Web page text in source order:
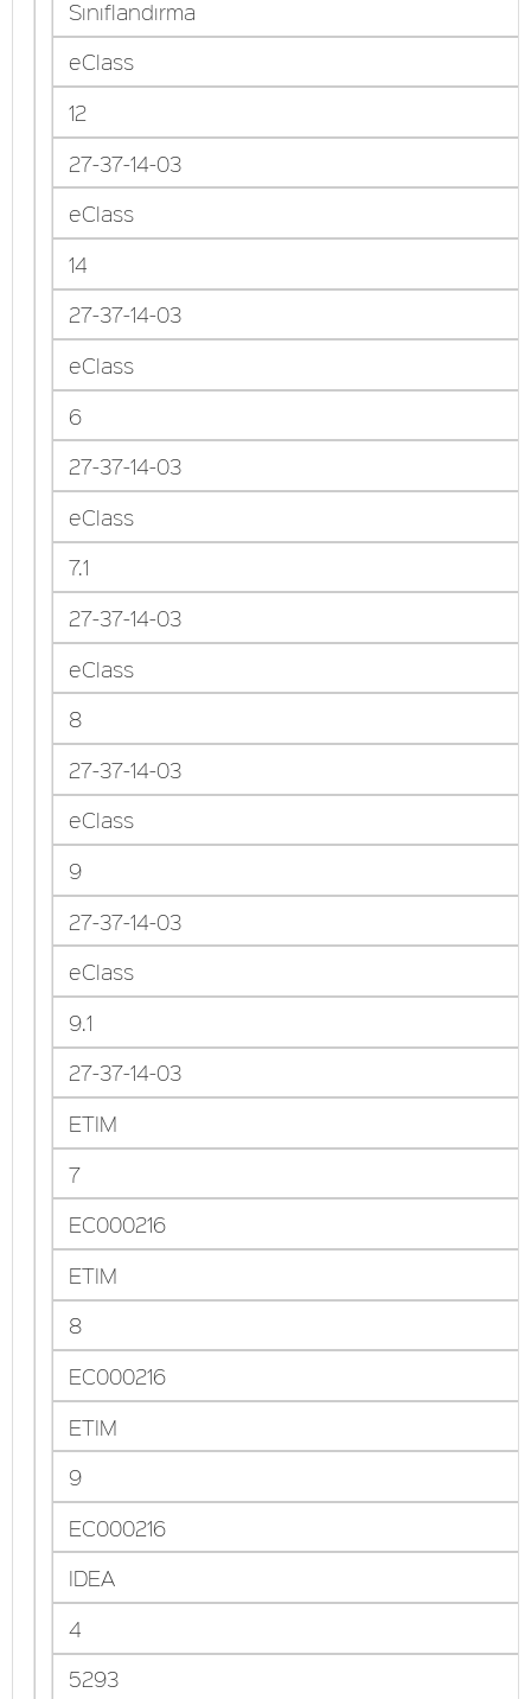
Sınıflandırma
eClass
12
27-37-14-03
eClass
14
27-37-14-03
eClass
6
27-37-14-03
eClass
7.1
27-37-14-03
eClass
8
27-37-14-03
eClass
9
27-37-14-03
eClass
9.1
27-37-14-03
ETIM
7
EC000216
ETIM
8
EC000216
ETIM
9
EC000216
IDEA
4
5293